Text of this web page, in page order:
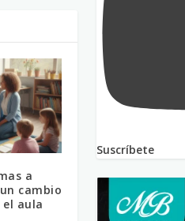
a
cambio
aula
Suscríbete